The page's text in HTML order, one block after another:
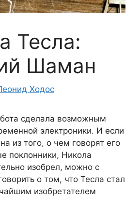
Тесла:
Шаман
Ходос
сделала возможным
электроники. И если
из того, о чем говорят его
поклонники, Никола
изобрел, можно с
о том, что Тесла стал
изобретателем